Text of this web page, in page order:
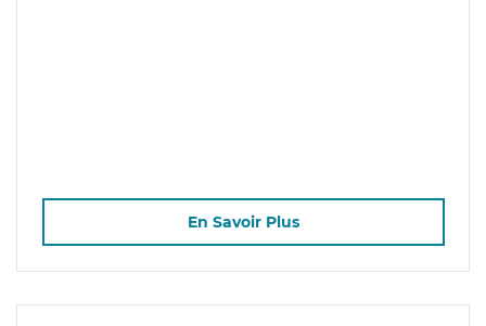
En Savoir Plus